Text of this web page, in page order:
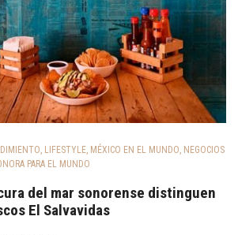
, LIFESTYLE, MÉXICO EN EL MUNDO, NEGOCIOS
PARA EL MUNDO
del mar sonorense distinguen
El Salvavidas